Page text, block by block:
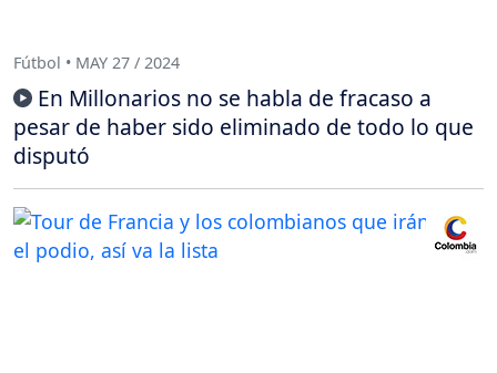
Fútbol • MAY 27 / 2024
En Millonarios no se habla de fracaso a
pesar de haber sido eliminado de todo lo que
disputó